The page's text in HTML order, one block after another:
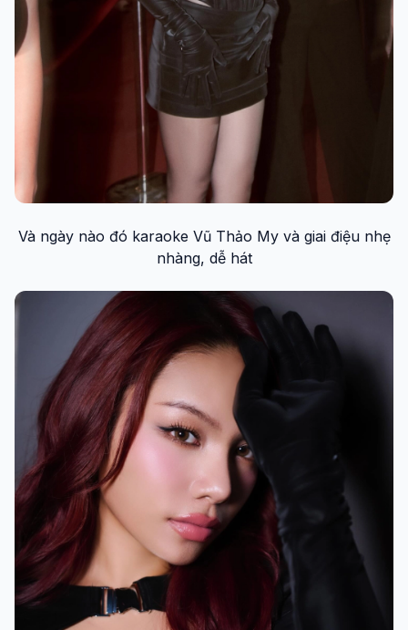
Và ngày nào đó karaoke Vũ Thảo My và giai điệu nhẹ
nhàng, dễ hát